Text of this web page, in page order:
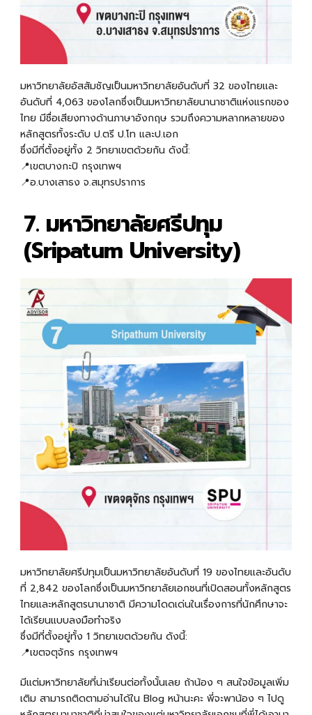
มหาวิทยาลัยอัสสัมชัญเป็นมหาวิทยาลัยอันดับที่ 32 ของไทยเเละ
อันดับที่ 4,063 ของโลกซึ่งเป็นมหาวิทยาลัยนานาชาติแห่งแรกของ
ไทย มีชื่อเสียงทางด้านภาษาอังกฤษ รวมถึงความหลากหลายของ
หลักสูตรทั้งระดับ ป.ตรี ป.โท และป.เอก
ซึ่งมีที่ตั้งอยู่ทั้ง 2 วิทยาเขตด้วยกัน ดังนี้:
📍เขตบางกะปิ กรุงเทพฯ
📍อ.บางเสาธง จ.สมุทรปราการ
7. มหาวิทยาลัยศรีปทุม
(Sripatum University)
มหาวิทยาลัยศรีปทุมเป็นมหาวิทยาลัยอันดับที่ 19 ของไทยเเละอันดับ
ที่ 2,842 ของโลกซึ่งเป็นมหาวิทยาลัยเอกชนที่เปิดสอนทั้งหลักสูตร
ไทยและหลักสูตรนานาชาติ มีความโดดเด่นในเรื่องการที่นักศึกษาจะ
ได้เรียนแบบลงมือทำจริง
ซึ่งมีที่ตั้งอยู่ทั้ง 1 วิทยาเขตด้วยกัน ดังนี้:
📍เขตจตุจักร กรุงเทพฯ
มีแต่มหาวิทยาลัยที่น่าเรียนต่อทั้งนั้นเลย ถ้าน้อง ๆ สนใจข้อมูลเพิ่ม
เติม สามารถติดตามอ่านได้ใน Blog หน้านะคะ พี่จะพาน้อง ๆ ไปดู